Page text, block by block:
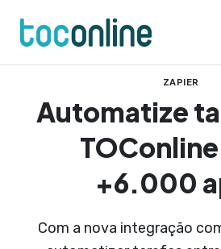
ZAPIER
Automatize
+6.000
Com a nova integração